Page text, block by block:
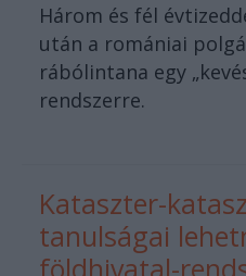
Három és fél
után a romániai
rábólintana egy
rendszerre.
Kataszter-
tanulságai
földhivatal-